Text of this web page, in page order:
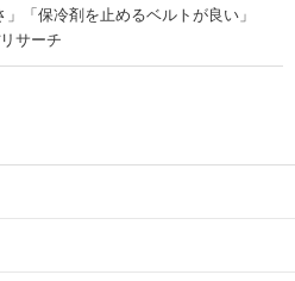
「保冷剤を止めるベルトが良い」
サーチ